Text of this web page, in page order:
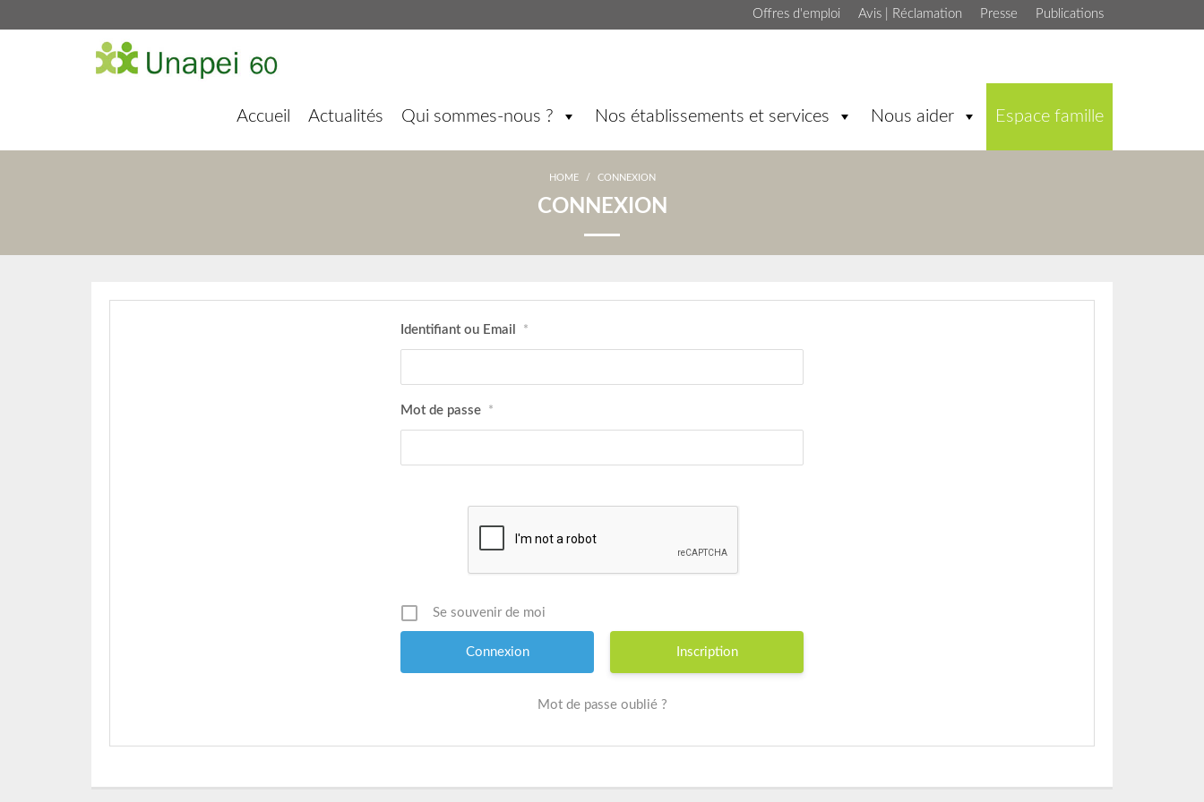
Publications
Presse
Offres d'emploi Avis | Réclamation
Accueil Actualités Qui sommes-nous ? Nos établissements et services Nous aider Espace famille
HOME / CONNEXION
CONNEXION
Identifiant ou Email *
Mot de passe *
Se souvenir de moi
Inscription
Mot de passe oublié ?